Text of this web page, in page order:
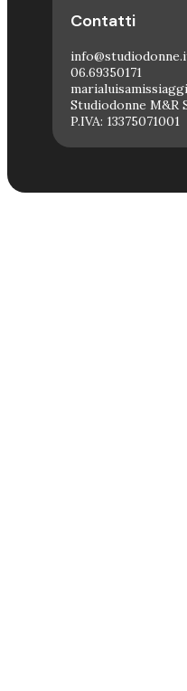
Contatti
06.69350171
Studiodonne M&R
P.IVA: 13375071001